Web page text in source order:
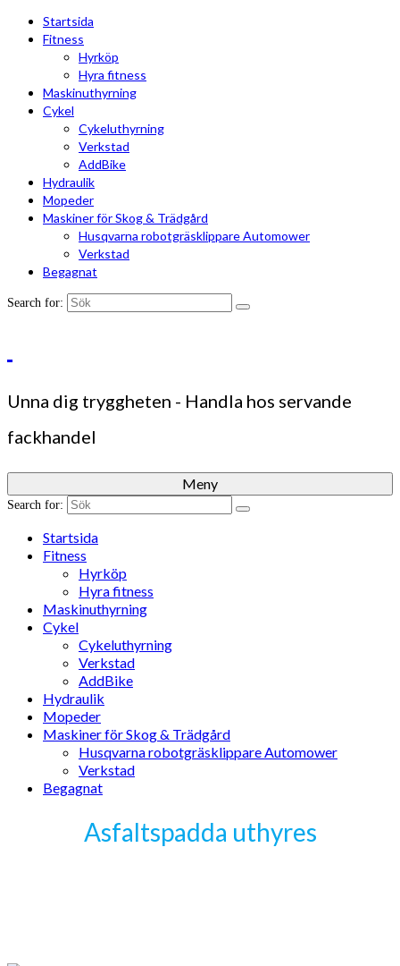
Startsida
Fitness
Hyrköp
Hyra fitness
Maskinuthyrning
Cykel
Cykeluthyrning
Verkstad
AddBike
Hydraulik
Mopeder
Maskiner för Skog & Trädgård
Husqvarna robotgräsklippare Automower
Verkstad
Begagnat
Search for:
Unna dig tryggheten - Handla hos servande
fackhandel
Meny
Search for:
Startsida
Fitness
Hyrköp
Hyra fitness
Maskinuthyrning
Cykel
Cykeluthyrning
Verkstad
AddBike
Hydraulik
Mopeder
Maskiner för Skog & Trädgård
Husqvarna robotgräsklippare Automower
Verkstad
Begagnat
Asfaltspadda uthyres